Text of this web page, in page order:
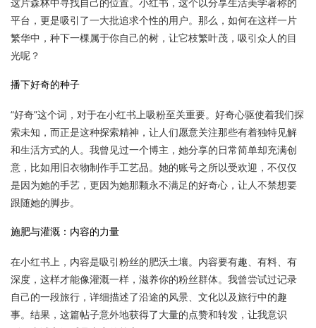
平台，更是吸引了一大批追求个性的用户。那么，如何在这样一片
繁华中，种下一棵属于你自己的树，让它枝繁叶茂，吸引众人的目
光呢？
播下好奇的种子
“好奇”这个词，对于在小红书上吸粉至关重要。好奇心驱使着我们探
索未知，而正是这种探索精神，让人们愿意关注那些有着独特见解
和生活方式的人。我曾见过一个博主，她分享的日常简单却充满创
意，比如用旧衣物制作手工艺品。她的账号之所以受欢迎，不仅仅
是因为她的手艺，更因为她那颗永不满足的好奇心，让人不禁想要
跟随她的脚步。
施肥与灌溉：内容的力量
在小红书上，内容是吸引粉丝的肥沃土壤。内容要有趣、有料、有
深度，这样才能像灌溉一样，滋养你的粉丝群体。我曾尝试过记录
自己的一段旅行，详细描述了沿途的风景、文化以及旅行中的趣
事。结果，这篇帖子意外地获得了大量的点赞和转发，让我意识